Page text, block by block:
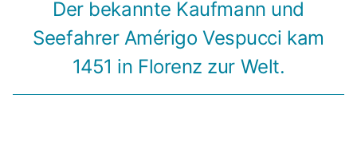
Der bekannte Kaufmann und
Seefahrer Amérigo Vespucci kam
1451 in Florenz zur Welt.